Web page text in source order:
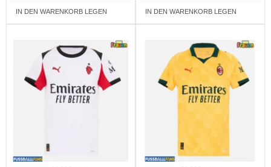
IN DEN WARENKORB LEGEN IN DEN WARENKORB LEGEN